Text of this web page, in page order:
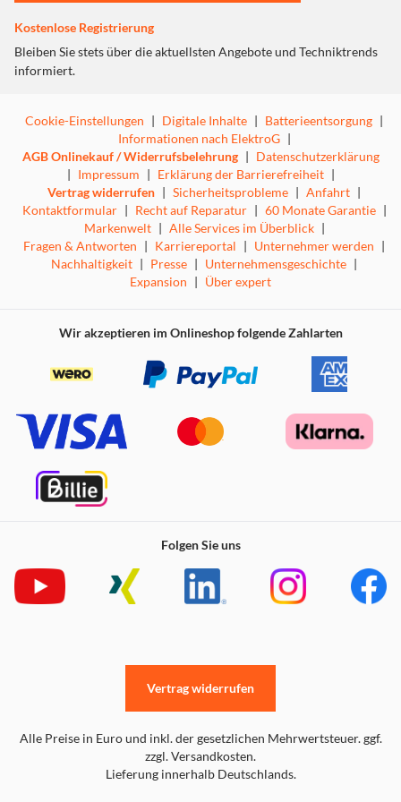
aufzubewahren. Für einen optimalen Schutz des
Smartphones ist die Pro Bike Holder außerdem mit
weichem Silikon gegen Kratzer beschichtet.
Kostenlose Registrierung
Bleiben Sie stets über die aktuellsten Angebote und Techniktrends
informiert.
Cookie-Einstellungen | Digitale Inhalte | Batterieentsorgung |
Informationen nach ElektroG |
AGB Onlinekauf / Widerrufsbelehrung | Datenschutzerklärung
| Impressum | Erklärung der Barrierefreiheit |
Vertrag widerrufen | Sicherheitsprobleme | Anfahrt |
Kontaktformular | Recht auf Reparatur | 60 Monate Garantie |
Markenwelt | Alle Services im Überblick |
Fragen & Antworten | Karriereportal | Unternehmer werden |
Nachhaltigkeit | Presse | Unternehmensgeschichte |
Expansion | Über expert
Wir akzeptieren im Onlineshop folgende Zahlarten
Folgen Sie uns
Alle Preise in Euro und inkl. der gesetzlichen Mehrwertsteuer. ggf.
zzgl. Versandkosten.
Lieferung innerhalb Deutschlands.
Vertrag widerrufen